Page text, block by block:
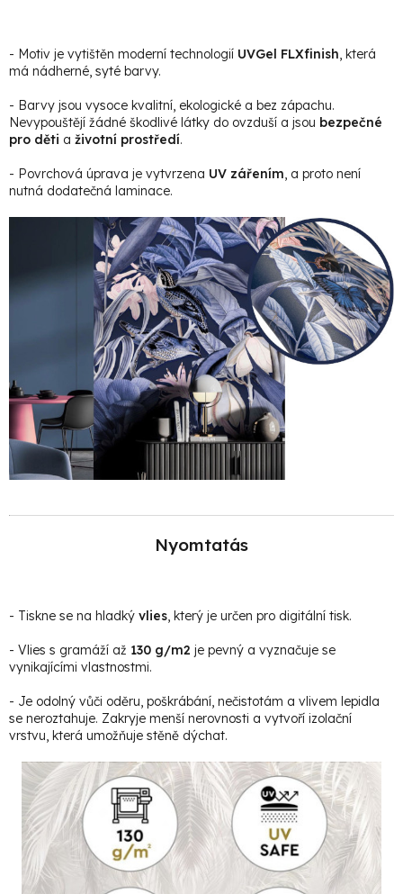
- Motiv je vytištěn moderní technologií UVGel FLXfinish, která
má nádherné, syté barvy.
- Barvy jsou vysoce kvalitní, ekologické a bez zápachu.
Nevypouštějí žádné škodlivé látky do ovzduší a jsou bezpečné
pro děti a životní prostředí.
- Povrchová úprava je vytvrzena UV zářením, a proto není
nutná dodatečná laminace.
Nyomtatás
- Tiskne se na hladký vlies, který je určen pro digitální tisk.
- Vlies s gramáží až 130 g/m2 je pevný a vyznačuje se
vynikajícími vlastnostmi.
- Je odolný vůči oděru, poškrábání, nečistotám a vlivem lepidla
se neroztahuje. Zakryje menší nerovnosti a vytvoří izolační
vrstvu, která umožňuje stěně dýchat.